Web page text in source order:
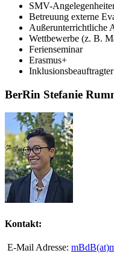
SMV-
Betreuung externe
Außerunterrichtliche
Wettbewerbe (z. B.
Ferienseminar
Erasmus+
BerRin Stefanie
Kontakt:
E-Mail Adresse: